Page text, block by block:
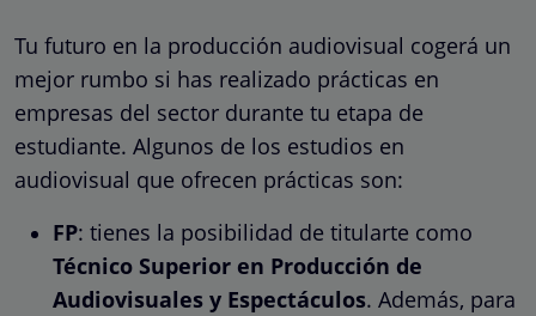
Tu futuro en la producción audiovisual cogerá un
mejor rumbo si has realizado prácticas en
empresas del sector durante tu etapa de
estudiante. Algunos de los estudios en
audiovisual que ofrecen prácticas son:
FP: tienes la posibilidad de titularte como
Técnico Superior en Producción de
Audiovisuales y Espectáculos. Además, para